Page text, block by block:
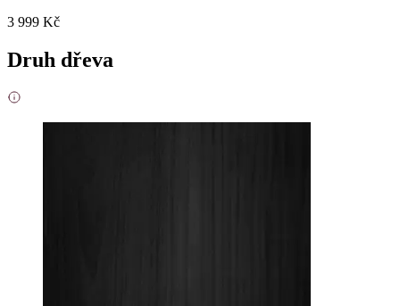
3 999 Kč
Druh dřeva